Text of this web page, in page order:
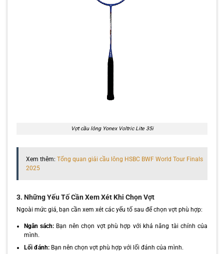
Vợt cầu lông Yonex Voltric Lite 35i
Xem thêm: Tổng quan giải cầu lông HSBC BWF World Tour Finals
2025
3. Những Yếu Tố Cần Xem Xét Khi Chọn Vợt
Ngoài mức giá, bạn cần xem xét các yếu tố sau để chọn vợt phù hợp:
Ngân sách: Bạn nên chọn vợt phù hợp với khả năng tài chính của
mình.
Lối đánh:Bạn nên chọn vợt phù hợp với lối đánh của mình.